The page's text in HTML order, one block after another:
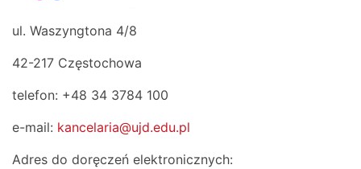
ul. Waszyngtona 4/8
42-217 Częstochowa
telefon: +48 34 3784 100
e-mail: kancelaria@ujd.edu.pl
Adres do doręczeń elektronicznych: